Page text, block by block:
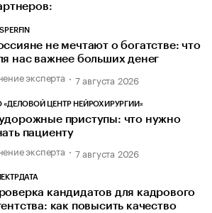
не мечтают о богатстве: что
нас важнее больших денег
эксперта 7 августа 2026
«ДЕЛОВОЙ ЦЕНТР НЕЙРОХИРУРГИИ»
приступы: что нужно
пациенту
эксперта 7 августа 2026
кандидатов для кадрового
как повысить качество